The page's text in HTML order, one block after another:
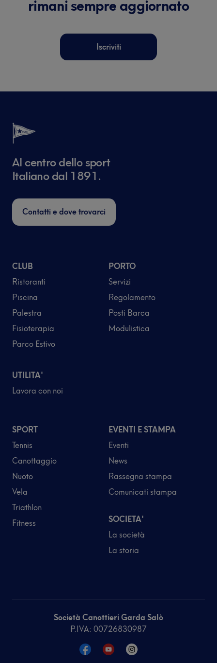
rimani sempre aggiornato
Iscriviti
Al centro dello sport
Italiano dal 1891.
Contatti e dove trovarci
CLUB
Ristoranti
Piscina
Palestra
Fisioterapia
Parco Estivo
UTILITA'
Lavora con noi
PORTO
Servizi
Regolamento
Posti Barca
Modulistica
SPORT
Tennis
Canottaggio
Nuoto
Vela
Triathlon
Fitness
EVENTI E STAMPA
Eventi
News
Rassegna stampa
Comunicati stampa
SOCIETA'
La società
La storia
Società Canottieri Garda Salò
P.IVA: 00726830987